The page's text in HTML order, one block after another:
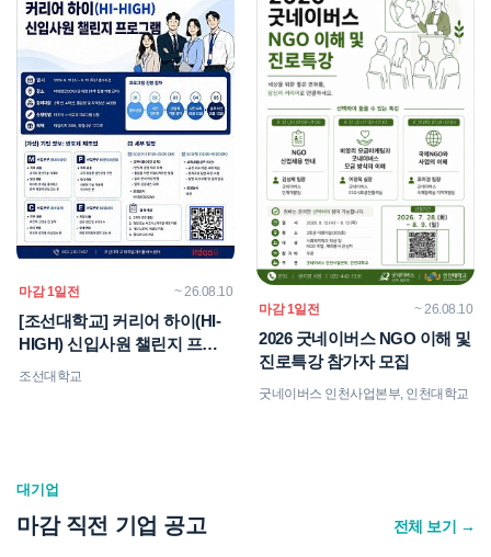
마감 1일전 ~ 26.08.10
[조선대학교] 커리어 하이(HI-
HIGH) 신입사원 챌린지 프로
그램
조선대학교
마감 1일전 ~ 26.08.10
2026 굿네이버스 NGO 이해 및
진로특강 참가자 모집
굿네이버스 인천사업본부, 인천대학교
대기업
마감 직전 기업 공고 전체 보기 →